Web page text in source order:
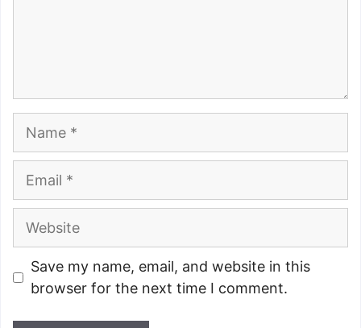
Website
Save my name, email, and website in this
browser for the next time I comment.